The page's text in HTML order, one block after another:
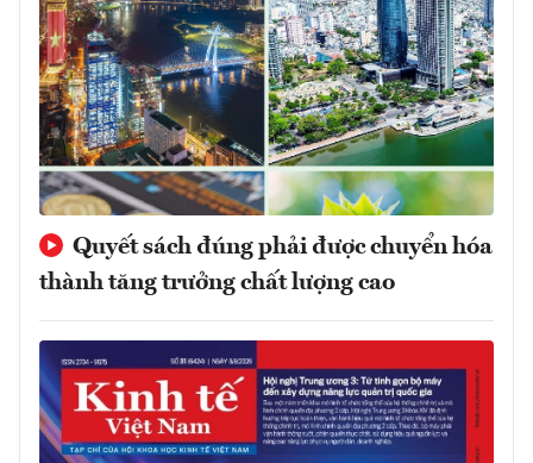
Quyết sách đúng phải được chuyển hóa
thành tăng trưởng chất lượng cao